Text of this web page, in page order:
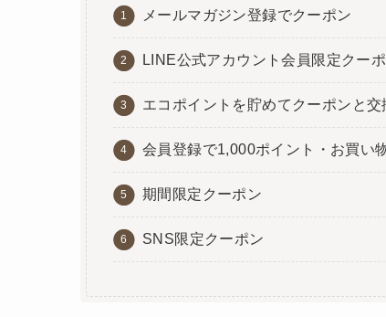
メールマガジン登録でクーポン
LINE公式アカウント会員限定クー
エコポイントを貯めてクーポンと交
会員登録で1,000ポイント・お買い
期間限定クーポン
SNS限定クーポン